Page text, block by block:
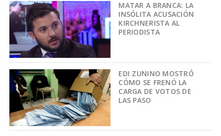
MATAR A BRANCA: LA
INSÓLITA ACUSACIÓN
KIRCHNERISTA AL
PERIODISTA
EDI ZUNINO MOSTRÓ
CÓMO SE FRENÓ LA
CARGA DE VOTOS DE
LAS PASO